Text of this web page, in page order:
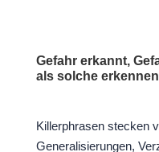
Gefahr erkannt,
als solche erkennen
Killerphrasen stecken
Generalisierungen,